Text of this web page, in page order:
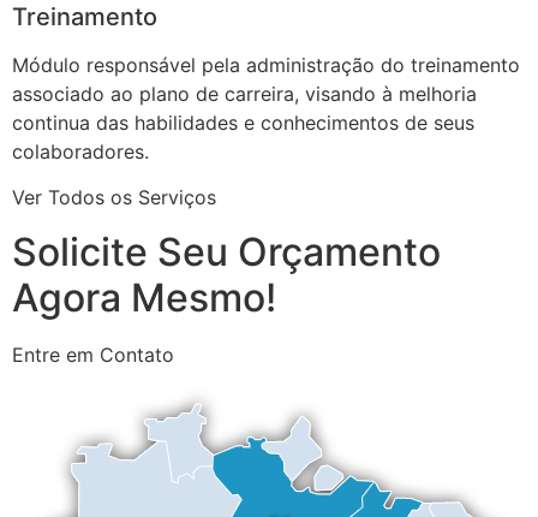
Treinamento
Módulo responsável pela administração do treinamento
associado ao plano de carreira, visando à melhoria
continua das habilidades e conhecimentos de seus
colaboradores.
Ver Todos os Serviços
Solicite Seu Orçamento
Agora Mesmo!
Entre em Contato